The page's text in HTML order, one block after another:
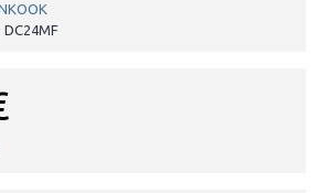
DC24MF